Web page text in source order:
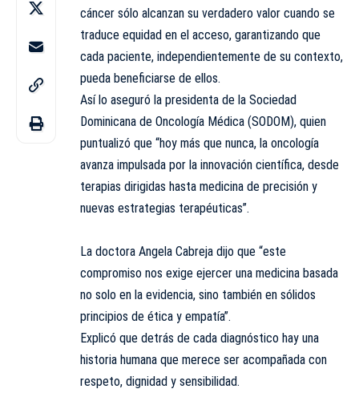
cáncer sólo alcanzan su verdadero valor cuando se
traduce equidad en el acceso, garantizando que
cada paciente, independientemente de su contexto,
pueda beneficiarse de ellos.
Así lo aseguró la presidenta de la Sociedad
Dominicana de Oncología Médica (SODOM), quien
puntualizó que “hoy más que nunca, la oncología
avanza impulsada por la innovación científica, desde
terapias dirigidas hasta medicina de precisión y
nuevas estrategias terapéuticas”.
La doctora Angela Cabreja dijo que “este
compromiso nos exige ejercer una medicina basada
no solo en la evidencia, sino también en sólidos
principios de ética y empatía”.
Explicó que detrás de cada diagnóstico hay una
historia humana que merece ser acompañada con
respeto, dignidad y sensibilidad.